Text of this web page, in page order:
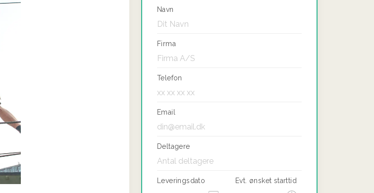
Navn
Firma
Telefon
Email
Deltagere
Leveringsdato Evt. ønsket starttid